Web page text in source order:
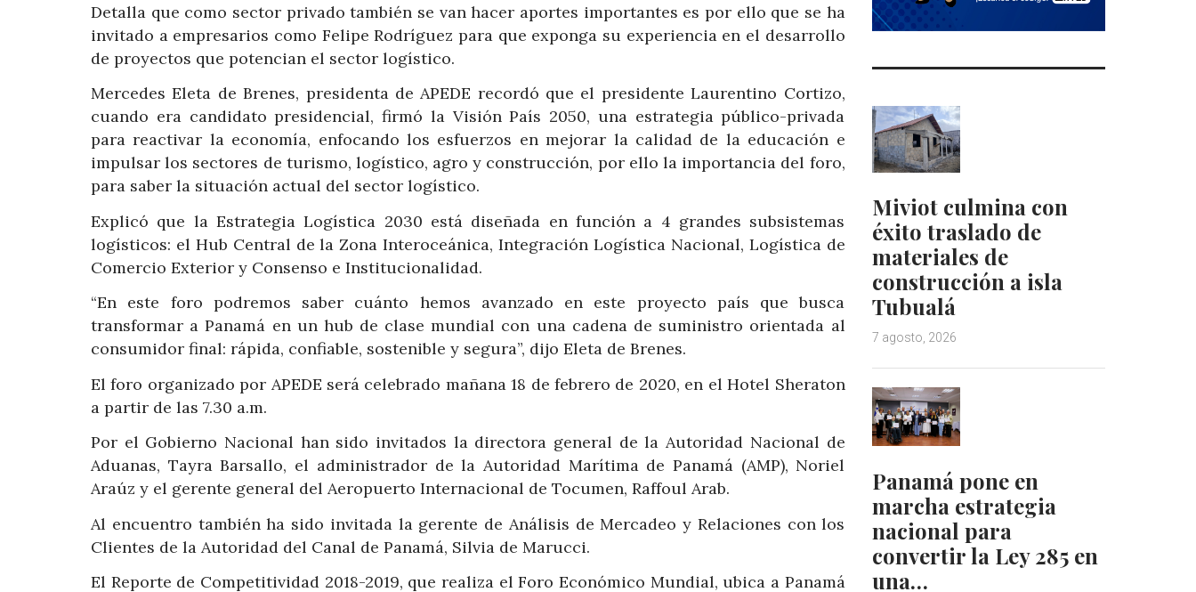
Detalla que como sector privado también se van hacer aportes importantes es por ello que se ha
invitado a empresarios como Felipe Rodríguez para que exponga su experiencia en el desarrollo
de proyectos que potencian el sector logístico.
Mercedes Eleta de Brenes, presidenta de APEDE recordó que el presidente Laurentino Cortizo,
cuando era candidato presidencial, firmó la Visión País 2050, una estrategia público-privada
para reactivar la economía, enfocando los esfuerzos en mejorar la calidad de la educación e
impulsar los sectores de turismo, logístico, agro y construcción, por ello la importancia del foro,
para saber la situación actual del sector logístico.
Explicó que la Estrategia Logística 2030 está diseñada en función a 4 grandes subsistemas
logísticos: el Hub Central de la Zona Interoceánica, Integración Logística Nacional, Logística de
Comercio Exterior y Consenso e Institucionalidad.
“En este foro podremos saber cuánto hemos avanzado en este proyecto país que busca
transformar a Panamá en un hub de clase mundial con una cadena de suministro orientada al
consumidor final: rápida, confiable, sostenible y segura”, dijo Eleta de Brenes.
El foro organizado por APEDE será celebrado mañana 18 de febrero de 2020, en el Hotel Sheraton
a partir de las 7.30 a.m.
Por el Gobierno Nacional han sido invitados la directora general de la Autoridad Nacional de
Aduanas, Tayra Barsallo, el administrador de la Autoridad Marítima de Panamá (AMP), Noriel
Araúz y el gerente general del Aeropuerto Internacional de Tocumen, Raffoul Arab.
Al encuentro también ha sido invitada la gerente de Análisis de Mercadeo y Relaciones con los
Clientes de la Autoridad del Canal de Panamá, Silvia de Marucci.
El Reporte de Competitividad 2018-2019, que realiza el Foro Económico Mundial, ubica a Panamá
Miviot culmina con
éxito traslado de
materiales de
construcción a isla
Tubualá
7 agosto, 2026
Panamá pone en
marcha estrategia
nacional para
convertir la Ley 285 en
una…